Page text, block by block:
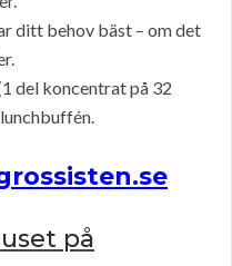
ditt behov bäst – om det
del koncentrat på 32
på